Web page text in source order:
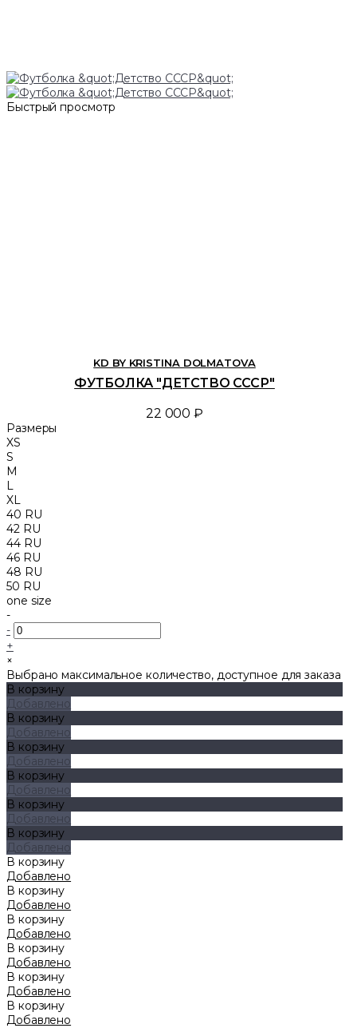
Быстрый просмотр
KD BY KRISTINA DOLMATOVA
ФУТБОЛКА "ДЕТСТВО СССР"
22 000 ₽
Размеры
XS
S
M
L
XL
40 RU
42 RU
44 RU
46 RU
48 RU
50 RU
one size
-
-
+
×
Выбрано максимальное количество, доступное для заказа
В корзину
Добавлено
В корзину
Добавлено
В корзину
Добавлено
В корзину
Добавлено
В корзину
Добавлено
В корзину
Добавлено
В корзину
Добавлено
В корзину
Добавлено
В корзину
Добавлено
В корзину
Добавлено
В корзину
Добавлено
В корзину
Добавлено